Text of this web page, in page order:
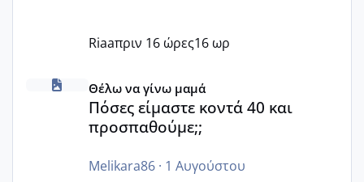
Riaaπριν 16 ώρες16 ωρ
Πόσες είμαστε κοντά 40 και προσπαθούμε;;
Θέλω να γίνω μαμά
Πόσες είμαστε κοντά 40 και
προσπαθούμε;;
Melikara86· 1 Αυγούστου